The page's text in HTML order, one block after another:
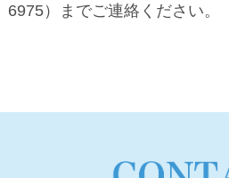
6975）までご連絡ください。